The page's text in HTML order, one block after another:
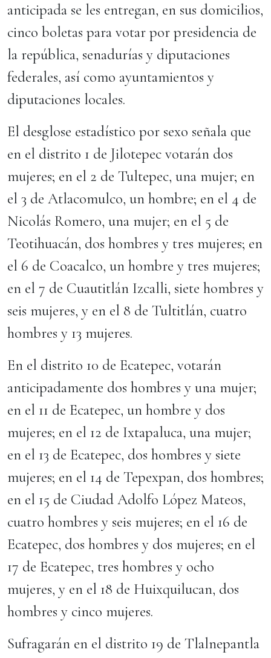
anticipada se les entregan, en sus domicilios,
cinco boletas para votar por presidencia de
la república, senadurías y diputaciones
federales, así como ayuntamientos y
diputaciones locales.
El desglose estadístico por sexo señala que
en el distrito 1 de Jilotepec votarán dos
mujeres; en el 2 de Tultepec, una mujer; en
el 3 de Atlacomulco, un hombre; en el 4 de
Nicolás Romero, una mujer; en el 5 de
Teotihuacán, dos hombres y tres mujeres; en
el 6 de Coacalco, un hombre y tres mujeres;
en el 7 de Cuautitlán Izcalli, siete hombres y
seis mujeres, y en el 8 de Tultitlán, cuatro
hombres y 13 mujeres.
En el distrito 10 de Ecatepec, votarán
anticipadamente dos hombres y una mujer;
en el 11 de Ecatepec, un hombre y dos
mujeres; en el 12 de Ixtapaluca, una mujer;
en el 13 de Ecatepec, dos hombres y siete
mujeres; en el 14 de Tepexpan, dos hombres;
en el 15 de Ciudad Adolfo López Mateos,
cuatro hombres y seis mujeres; en el 16 de
Ecatepec, dos hombres y dos mujeres; en el
17 de Ecatepec, tres hombres y ocho
mujeres, y en el 18 de Huixquilucan, dos
hombres y cinco mujeres.
Sufragarán en el distrito 19 de Tlalnepantla